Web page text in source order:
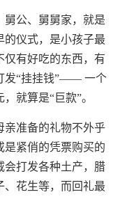
舅公、舅舅家，就是
的仪式，是小孩子最
仅有好吃的东西，有
发“挂挂钱”—— 一个
就算是“巨款”。
亲准备的礼物不外乎
是紧俏的凭票购买的
会打发各种土产，腊
、花生等，而回礼最